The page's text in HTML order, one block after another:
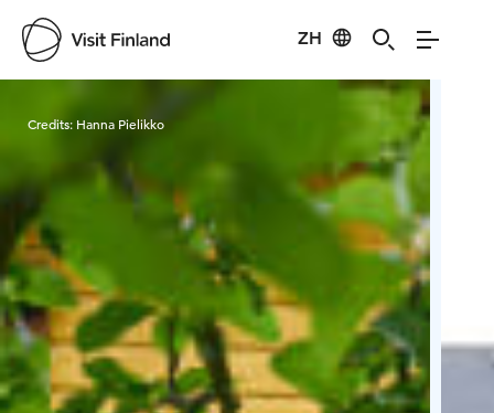
ZH
Visit Finland
Credits: Hanna Pielikko